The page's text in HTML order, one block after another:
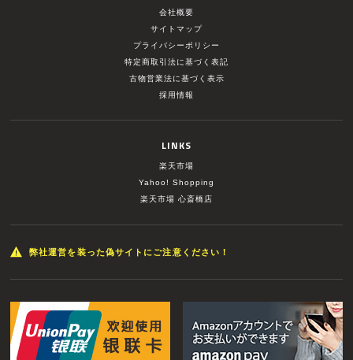
会社概要
サイトマップ
プライバシーポリシー
特定商取引法に基づく表記
古物営業法に基づく表示
採用情報
LINKS
楽天市場
Yahoo! Shopping
楽天市場 心斎橋店
弊社運営を装った偽サイトにご注意ください！